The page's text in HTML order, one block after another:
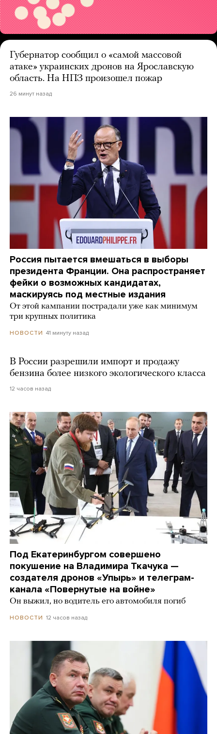
Губернатор сообщил о «самой массовой
атаке» украинских дронов на Ярославскую
область. На НПЗ произошел пожар
26 минут назад
Россия пытается вмешаться в выборы
президента Франции. Она распространяет
фейки о возможных кандидатах,
маскируясь под местные издания
От этой кампании пострадали уже как минимум
три крупных политика
НОВОСТИ 41 минуту назад
В России разрешили импорт и продажу
бензина более низкого экологического класса
12 часов назад
Под Екатеринбургом совершено
покушение на Владимира Ткачука —
создателя дронов «Упырь» и телеграм-
канала «Повернутые на войне»
Он выжил, но водитель его автомобиля погиб
НОВОСТИ 12 часов назад